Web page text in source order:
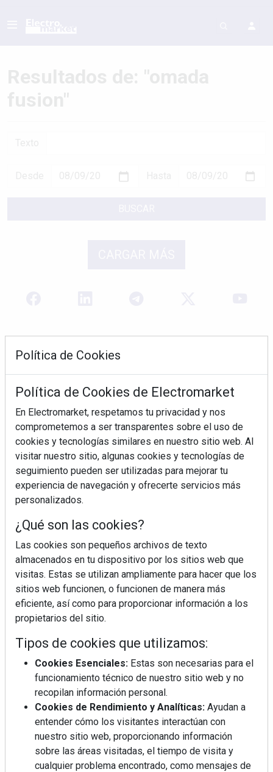
REVISTA 378
Política de Cookies
Política de Cookies de Electromarket
En Electromarket, respetamos tu privacidad y nos
comprometemos a ser transparentes sobre el uso de
cookies y tecnologías similares en nuestro sitio web. Al
visitar nuestro sitio, algunas cookies y tecnologías de
seguimiento pueden ser utilizadas para mejorar tu
experiencia de navegación y ofrecerte servicios más
personalizados.
¿Qué son las cookies?
Las cookies son pequeños archivos de texto
almacenados en tu dispositivo por los sitios web que
visitas. Estas se utilizan ampliamente para hacer que los
sitios web funcionen, o funcionen de manera más
eficiente, así como para proporcionar información a los
propietarios del sitio.
Tipos de cookies que utilizamos:
Cookies Esenciales: Estas son necesarias para el
funcionamiento técnico de nuestro sitio web y no
recopilan información personal.
Cookies de Rendimiento y Analíticas: Ayudan a
entender cómo los visitantes interactúan con
nuestro sitio web, proporcionando información
sobre las áreas visitadas, el tiempo de visita y
cualquier problema encontrado, como mensajes de